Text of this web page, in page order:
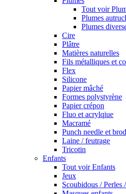
Tout voir
Plumes
Plumes
Cire
Plâtre
Matières naturelles
Fils métalliques et
Flex
Silicone
Papier mâché
Formes polystyrène
Papier crépon
Fluo et acrylqiue
Macramé
Punch needle et
Laine / feutrage
Tricotin
Enfants
Tout voir Enfants
Jeux
Scoubidous / Perles